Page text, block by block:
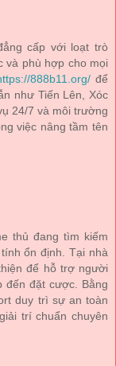
cấp với loạt trò
và phù hợp cho mọi
888b11.org/để
như Tiến Lên, Xóc
24/7 và môi trường
việc nâng tầm tên
thủ đang tìm kiếm
ổn định. Tại nhà
để hỗ trợ người
đến đặt cược. Bằng
duy trì sự an toàn
trí chuẩn chuyên